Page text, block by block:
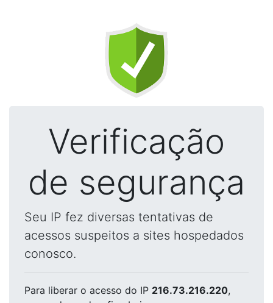
Verificação
de segurança
Seu IP fez diversas tentativas de
acessos suspeitos a sites hospedados
conosco.
Para liberar o acesso do IP 216.73.216.220,